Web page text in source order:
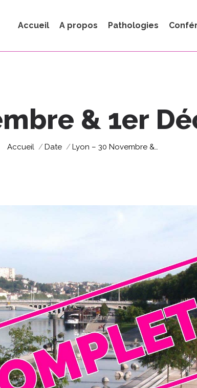
Accueil A propos Pathologies
& 1er
Vous êtes ici :
Accueil Date Lyon – 30 Novembre &…